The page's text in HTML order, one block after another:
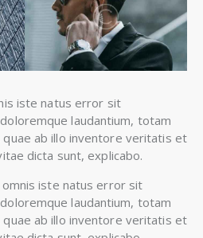
iste natus error sit
laudantium, totam
ab illo inventore veritatis et
dicta sunt, explicabo.
iste natus error sit
laudantium, totam
ab illo inventore veritatis et